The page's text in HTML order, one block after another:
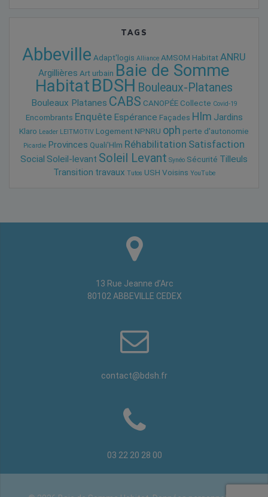
TAGS
Abbeville Adapt'logis Alliance AMSOM Habitat ANRU
Argillières Art urbain Baie de Somme
HabitatBDSH Bouleaux-Platanes
Bouleaux Platanes CABS CANOPÉE Collecte Covid-19
Encombrants Enquête Espérance Façades Hlm Jardins
Klaro Leader LEITMOTIV Logement NPNRU oph perte d'autonomie
Picardie Provinces Quali'Hlm Réhabilitation Satisfaction
Social Soleil-levant Soleil Levant Synéo Sécurité Tilleuls
Transition travaux Tutos USH Voisins YouTube
13 Rue Jeanne d’Arc
80102 ABBEVILLE CEDEX
contact@bdsh.fr
03 22 20 28 00